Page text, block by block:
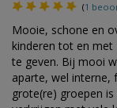
(1
Mooie, schone en
kinderen tot en met
te geven. Bij mooi
aparte, wel interne,
grote(re) groepen